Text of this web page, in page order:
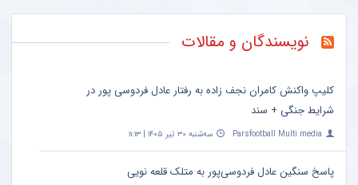
نویسندگان و مقالات
کلیپ واکنش کامران نجف زاده به رفتار عادل فردوسی پور در
شرایط جنگی + سند
Parsfootball Multi media سه‌شنبه ۳۰ تیر ۱۴۰۵ | ۱۱:۱۳
پاسخ سنگین عادل فردوسی‌پور به متلک قلعه نویی